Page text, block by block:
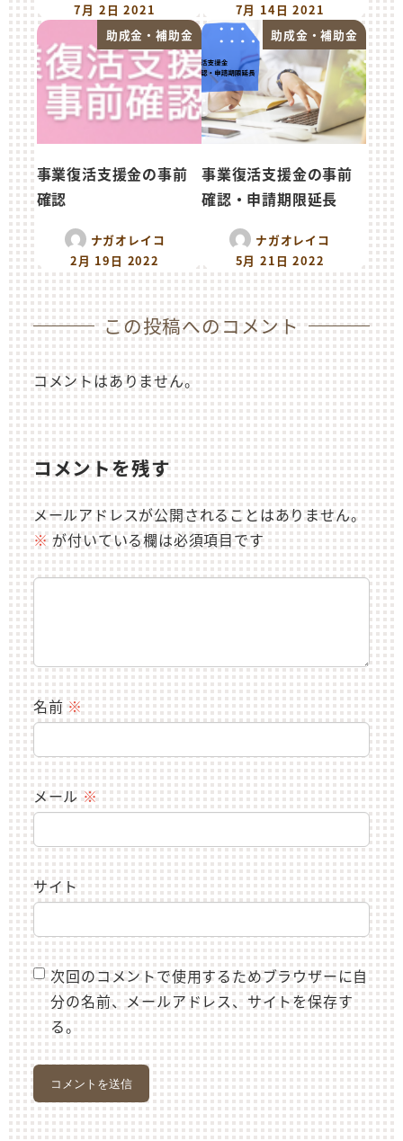
7月 2日 2021
7月 14日 2021
助成金・補助金
事業復活支援金の事前
確認
ナガオレイコ
2月 19日 2022
助成金・補助金
事業復活支援金の事前
確認・申請期限延長
ナガオレイコ
5月 21日 2022
この投稿へのコメント
コメントはありません。
コメントを残す
メールアドレスが公開されることはありません。
※が付いている欄は必須項目です
名前※
メール※
サイト
次回のコメントで使用するためブラウザーに自
分の名前、メールアドレス、サイトを保存す
る。